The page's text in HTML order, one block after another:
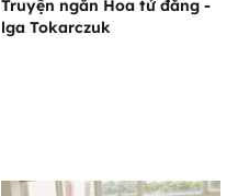
Truyện ngắn Hoa tử đằng -
lga Tokarczuk